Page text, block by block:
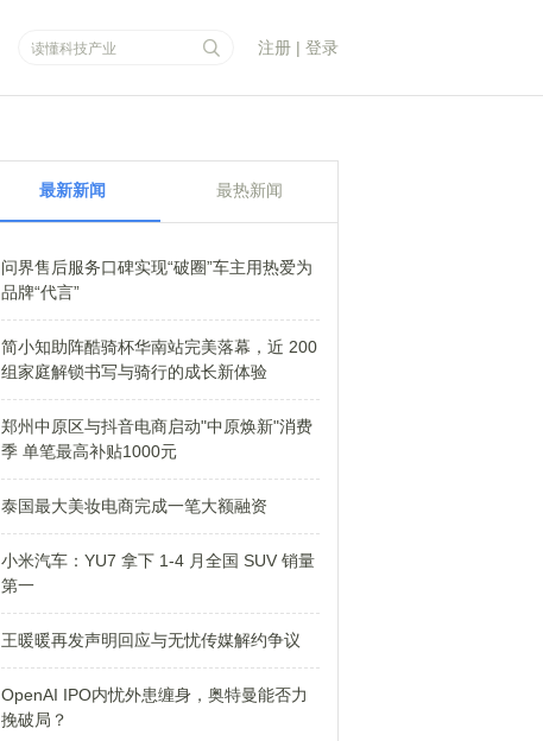
注册 | 登录
最新新闻 最热新闻
问界售后服务口碑实现“破圈”车主用热爱为
品牌“代言”
简小知助阵酷骑杯华南站完美落幕，近 200
组家庭解锁书写与骑行的成长新体验
郑州中原区与抖音电商启动"中原焕新"消费
季 单笔最高补贴1000元
泰国最大美妆电商完成一笔大额融资
小米汽车：YU7 拿下 1-4 月全国 SUV 销量
第一
王暖暖再发声明回应与无忧传媒解约争议
OpenAI IPO内忧外患缠身，奥特曼能否力
挽破局？